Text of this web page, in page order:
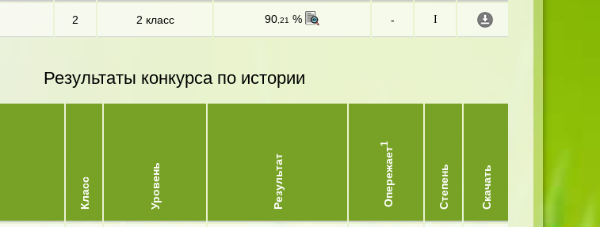
2 2 класс 90 ,21 % - I
Результаты конкурса по истории
Класс Уровень Результат Опережает
1
Степень Скачать